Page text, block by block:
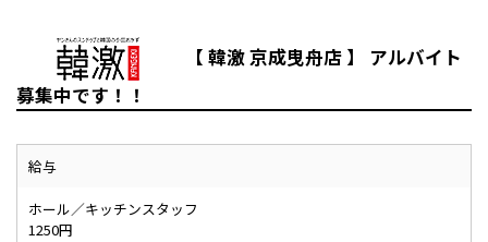
【 韓激 京成曳舟店 】 アルバイト
募集中です！！
給与
ホール／キッチンスタッフ
1250円